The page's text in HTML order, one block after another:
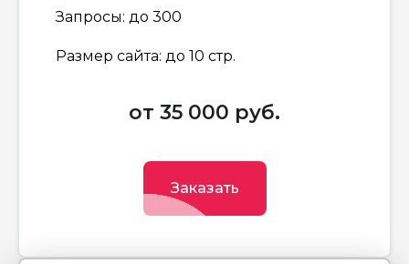
Запросы: до 300
Размер сайта: до 10 стр.
от 35 000 руб.
Заказать